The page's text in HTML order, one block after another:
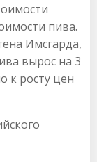
пива.
Имсгарда,
вырос на 3
к росту цен